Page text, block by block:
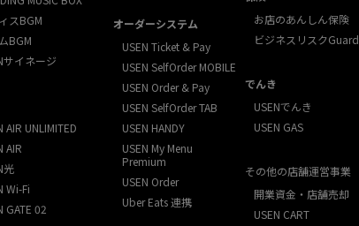
スBGM
BGM
サイネージ
AIR UNLIMITED
AIR
光
Wi-Fi
GATE 02
オーダーシステム
USEN Ticket & Pay
USEN SelfOrder MOBILE
USEN Order & Pay
USEN SelfOrder TAB
USEN HANDY
USEN My Menu
Premium
USEN Order
Uber Eats 連携
お店のあんしん保険
ビジネスリスクGuard
でんき
USENでんき
USEN GAS
その他の店舗運営事業
開業資金・店舗売却
USEN CART